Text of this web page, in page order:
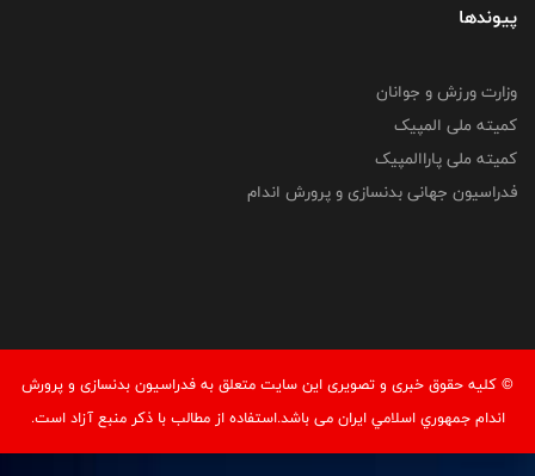
پیوندها
وزارت ورزش و جوانان
کمیته ملی المپیک
کمیته ملی پاراالمپیک
فدراسیون جهانی بدنسازی و پرورش اندام
© کليه حقوق خبری و تصويری اين سايت متعلق به فدراسيون بدنسازی و پرورش
اندام جمهوري اسلامي ايران می باشد.استفاده از مطالب با ذكر منبع آزاد است.